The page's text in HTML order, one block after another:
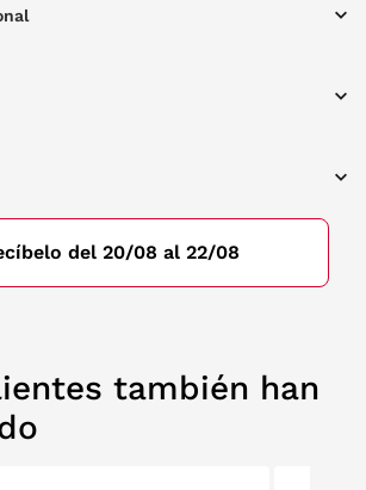
del 20/08 al 22/08
también han